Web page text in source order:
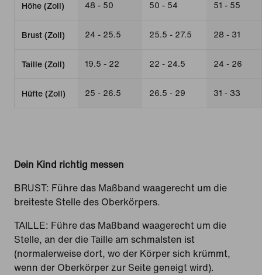
Höhe (Zoll) 48 - 50 50 - 54 51 - 55
Brust (Zoll) 24 - 25.5 25.5 - 27.5 28 - 31
Taille (Zoll) 19.5 - 22 22 - 24.5 24 - 26
Hüfte (Zoll) 25 - 26.5 26.5 - 29 31 - 33
Dein Kind richtig messen
BRUST: Führe das Maßband waagerecht um die
breiteste Stelle des Oberkörpers.
TAILLE: Führe das Maßband waagerecht um die
Stelle, an der die Taille am schmalsten ist
(normalerweise dort, wo der Körper sich krümmt,
wenn der Oberkörper zur Seite geneigt wird).